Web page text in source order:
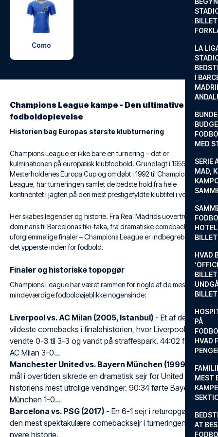
LA
I
MED
SERIE
MAD,
HVAD
PÅ
HVAD
MEST
AT
Como
Champions League kampe - Den ultimative
fodboldoplevelse
Historien bag Europas største klubturnering
Champions League er ikke bare en turnering – det er
kulminationen på europæisk klubfodbold. Grundlagt i 1955 som
Mesterholdenes Europa Cup og omdøbt i 1992 til Champions
League, har turneringen samlet de bedste hold fra hele
kontinentet i jagten på den mest prestigefyldte klubtitel i verden.
Her skabes legender og historie. Fra Real Madrids uovertrufne
dominans til Barcelonas tiki-taka, fra dramatiske comebacks til
uforglemmelige finaler – Champions League er indbegrebet af
det ypperste inden for fodbold.
Finaler og historiske topopgør
Champions League har været rammen for nogle af de mest
mindeværdige fodboldøjeblikke nogensinde:
Liverpool vs. AC Milan (2005, Istanbul) - Et af de
vildeste comebacks i finalehistorien, hvor Liverpool
vendte 0-3 til 3-3 og vandt på straffespark. 44:02 førte
AC Milan 3-0...
Manchester United vs. Bayern München (1999)
- To
mål i overtiden sikrede en dramatisk sejr for United i en af
historiens mest utrolige vendinger. 90:34 førte Bayern
München 1-0...
Barcelona vs. PSG (2017) - En 6-1 sejr i returopgøret og
den mest spektakulære comebacksejr i turneringens
nyere historie.